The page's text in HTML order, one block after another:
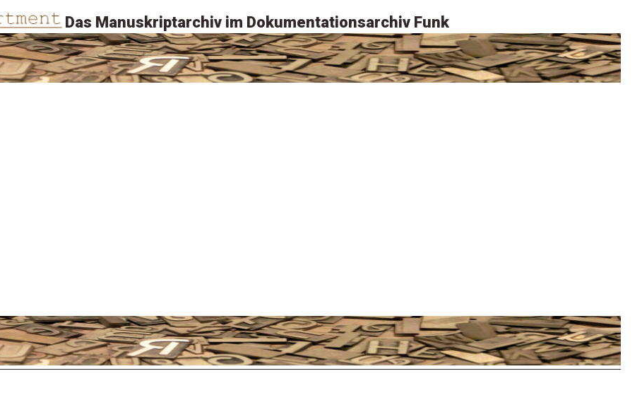
Das Manuskriptarchiv im Dokumentationsarchiv Funk